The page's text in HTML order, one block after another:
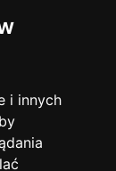
i innych